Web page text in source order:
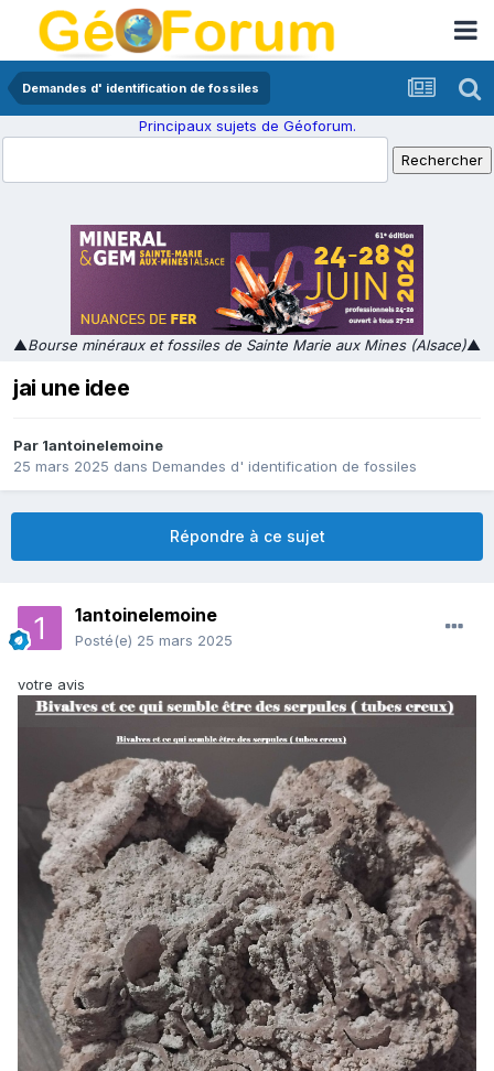
Demandes d' identification de fossiles
Principaux sujets de Géoforum.
▲Bourse minéraux et fossiles de Sainte Marie aux Mines (Alsace)▲
jai une idee
Par 1antoinelemoine
25 mars 2025 dans Demandes d' identification de fossiles
Répondre à ce sujet
1antoinelemoine
Posté(e) 25 mars 2025
votre avis